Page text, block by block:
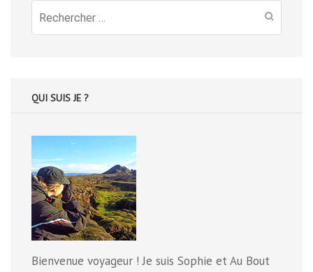
Recherche
pour
QUI SUIS JE ?
Bienvenue voyageur ! Je suis Sophie et Au Bout